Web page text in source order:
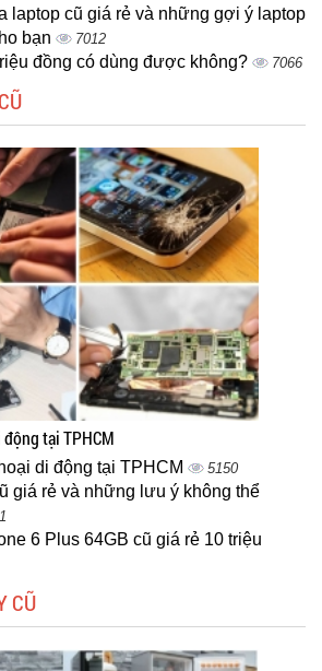
laptop cũ giá rẻ và những gợi ý laptop
bạn
7012
đồng có dùng được không? 7066
tại TPHCM
di động tại TPHCM 5150
giá rẻ và những lưu ý không thể
6 Plus 64GB cũ giá rẻ 10 triệu
CŨ